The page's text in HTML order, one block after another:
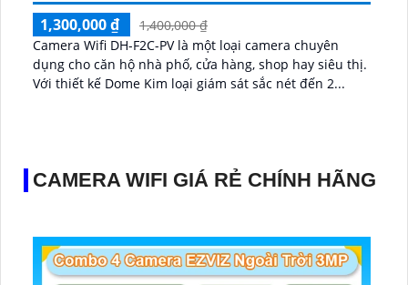
1,300,000 ₫
1,400,000 ₫
Camera Wifi DH-F2C-PV là một loại camera chuyên
dụng cho căn hộ nhà phố, cửa hàng, shop hay siêu thị.
Với thiết kế Dome Kim loại giám sát sắc nét đến 2...
CAMERA WIFI GIÁ RẺ CHÍNH HÃNG